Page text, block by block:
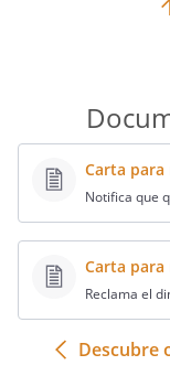
Carta
Notifica que
Carta para
Reclama el
Descubre